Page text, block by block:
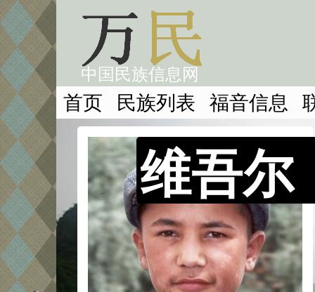
中国民族信息网
首页 民族列表 福音信息
维吾尔